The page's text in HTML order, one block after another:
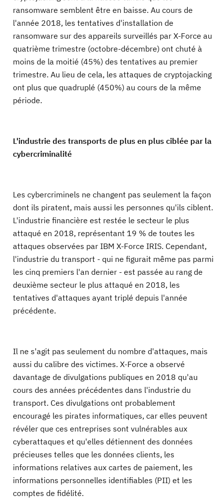
ransomware semblent être en baisse. Au cours de
l'année 2018, les tentatives d'installation de
ransomware sur des appareils surveillés par X-Force au
quatrième trimestre (octobre-décembre) ont chuté à
moins de la moitié (45%) des tentatives au premier
trimestre. Au lieu de cela, les attaques de cryptojacking
ont plus que quadruplé (450%) au cours de la même
période.
L'industrie des transports de plus en plus ciblée par la
cybercriminalité
Les cybercriminels ne changent pas seulement la façon
dont ils piratent, mais aussi les personnes qu'ils ciblent.
L'industrie financière est restée le secteur le plus
attaqué en 2018, représentant 19 % de toutes les
attaques observées par IBM X-Force IRIS. Cependant,
l'industrie du transport - qui ne figurait même pas parmi
les cinq premiers l'an dernier - est passée au rang de
deuxième secteur le plus attaqué en 2018, les
tentatives d'attaques ayant triplé depuis l'année
précédente.
Il ne s'agit pas seulement du nombre d'attaques, mais
aussi du calibre des victimes. X-Force a observé
davantage de divulgations publiques en 2018 qu'au
cours des années précédentes dans l'industrie du
transport. Ces divulgations ont probablement
encouragé les pirates informatiques, car elles peuvent
révéler que ces entreprises sont vulnérables aux
cyberattaques et qu'elles détiennent des données
précieuses telles que les données clients, les
informations relatives aux cartes de paiement, les
informations personnelles identifiables (PII) et les
comptes de fidélité.